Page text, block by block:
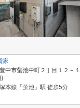
家
中市螢池中町２丁目１２－１
)
本線「蛍池」駅 徒歩5分